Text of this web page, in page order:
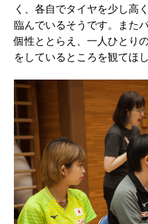
く、各自でタイヤを少し高
臨んでいるそうです。また
個性ととらえ、一人ひとり
をしているところを観てほ